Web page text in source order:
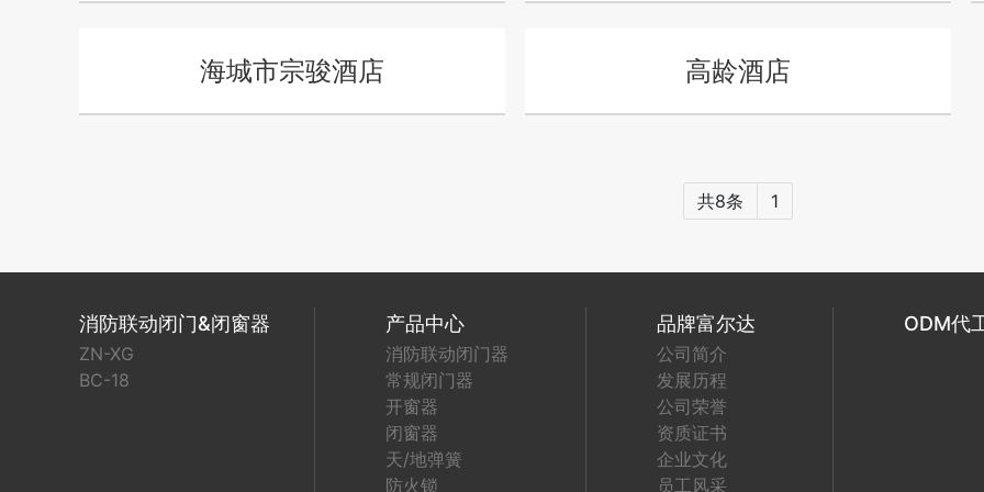
海城市宗骏酒店 高龄酒店
共8条 1
消防联动闭门&闭窗器
ZN-XG
BC-18
产品中心
消防联动闭门器
常规闭门器
开窗器
闭窗器
天/地弹簧
防火锁
品牌富尔达
公司简介
发展历程
公司荣誉
资质证书
企业文化
员工风采
ODM代